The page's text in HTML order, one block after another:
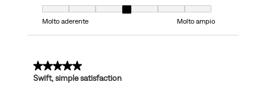
Taglio, 4 su 7, dove 1 è uguale a Molto aderente e 7 è uguale a Molto
Molto aderente
Molto ampio
5 su 5 stelle.
Swift, simple satisfaction